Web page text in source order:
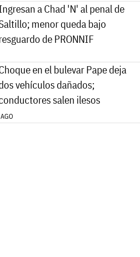
a Chad 'N' al penal de
menor queda bajo
de PRONNIF
en el bulevar Pape deja
vehículos dañados;
salen ilesos